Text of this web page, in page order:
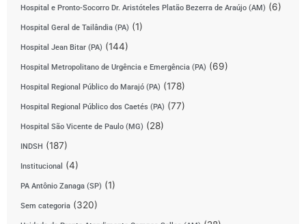
Hospital e Pronto-Socorro Dr. Aristóteles Platão Bezerra de Araújo (AM) (6)
Hospital Geral de Tailândia (PA) (1)
Hospital Jean Bitar (PA) (144)
Hospital Metropolitano de Urgência e Emergência (PA) (69)
Hospital Regional Público do Marajó (PA) (178)
Hospital Regional Público dos Caetés (PA) (77)
Hospital São Vicente de Paulo (MG) (28)
INDSH (187)
Institucional (4)
PA Antônio Zanaga (SP) (1)
Sem categoria (320)